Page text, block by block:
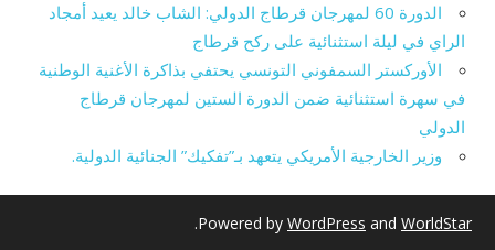
الدورة 60 لمهرجان قرطاج الدولي: الشاب خالد يعيد أمجاد
الراي في ليلة استثنائية على ركح قرطاج
الأوركستر السمفوني التونسي يحتفي بذاكرة الأغنية الوطنية
في سهرة استثنائية ضمن الدورة الستين لمهرجان قرطاج
الدولي
وزير الخارجية الأمريكي يتعهد بـ”تفكيك” الجنائية الدولية.
Powered by WordPress and WorldStar
.